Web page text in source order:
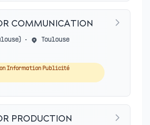
COMMUNICATION
• Toulouse
Information Publicité
PRODUCTION